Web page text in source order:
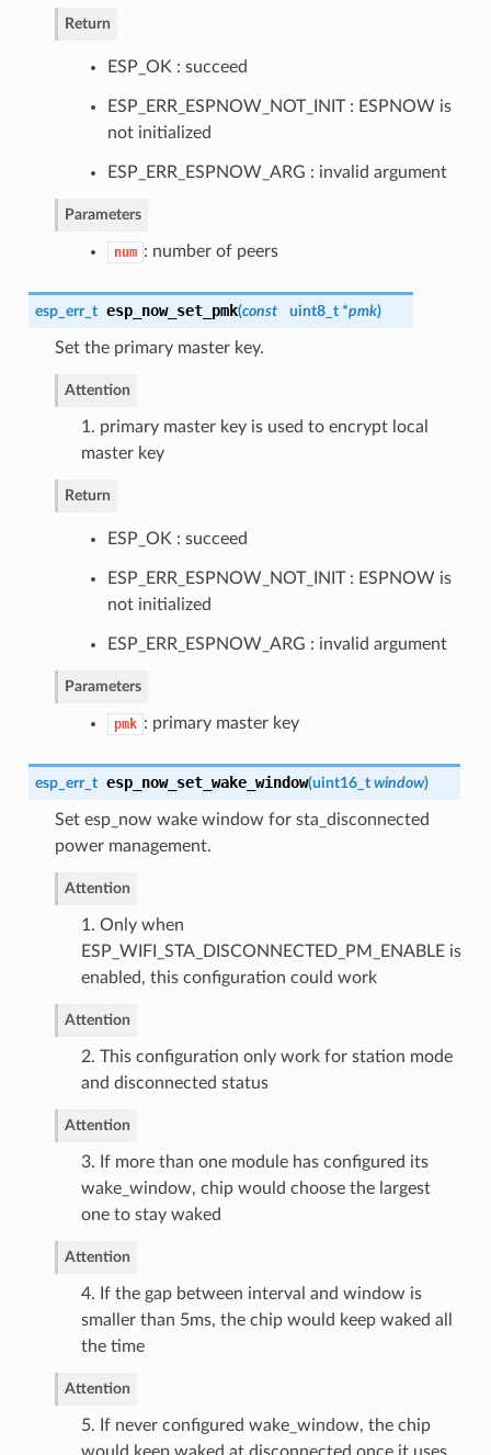
Return
ESP_OK : succeed
ESP_ERR_ESPNOW_NOT_INIT : ESPNOW is
not initialized
ESP_ERR_ESPNOW_ARG : invalid argument
Parameters
num : number of peers
esp_err_t esp_now_set_pmk(const uint8_t *pmk)
Set the primary master key.
Attention
1. primary master key is used to encrypt local
master key
Return
ESP_OK : succeed
ESP_ERR_ESPNOW_NOT_INIT : ESPNOW is
not initialized
ESP_ERR_ESPNOW_ARG : invalid argument
Parameters
pmk : primary master key
esp_err_t esp_now_set_wake_window(uint16_t window)
Set esp_now wake window for sta_disconnected
power management.
Attention
1. Only when
ESP_WIFI_STA_DISCONNECTED_PM_ENABLE is
enabled, this configuration could work
Attention
2. This configuration only work for station mode
and disconnected status
Attention
3. If more than one module has configured its
wake_window, chip would choose the largest
one to stay waked
Attention
4. If the gap between interval and window is
smaller than 5ms, the chip would keep waked all
the time
Attention
5. If never configured wake_window, the chip